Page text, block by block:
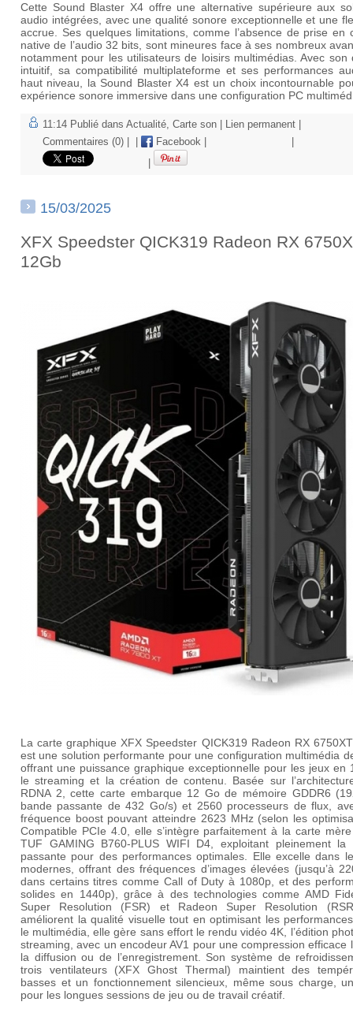
Cette Sound Blaster X4 offre une alternative supérieure aux
audio intégrées, avec une qualité sonore exceptionnelle et une
accrue. Ses quelques limitations, comme l’absence de prise en
native de l’audio 32 bits, sont mineures face à ses nombreux
notamment pour les utilisateurs de loisirs multimédias. Avec son
intuitif, sa compatibilité multiplateforme et ses performances
haut niveau, la Sound Blaster X4 est un choix incontournable
expérience sonore immersive dans une configuration PC
11:14 Publié dans Actualité, Carte son Lien permanent
Commentaires (0)
Facebook
15/03/2025
XFX Speedster QICK319 Radeon RX
12Gb
La carte graphique XFX Speedster QICK319 Radeon RX
est une solution performante pour une configuration multimédia
offrant une puissance graphique exceptionnelle pour les jeux en
le streaming et la création de contenu. Basée sur
RDNA 2, cette carte embarque 12 Go de mémoire GDDR6
bande passante de 432 Go/s) et 2560 processeurs de flux,
fréquence boost pouvant atteindre 2623 MHz (selon les
Compatible PCIe 4.0, elle s’intègre parfaitement à la carte mère
TUF GAMING B760-PLUS WIFI D4, exploitant pleinement la
passante pour des performances optimales. Elle excelle dans
modernes, offrant des fréquences d’images élevées (jusqu’à
dans certains titres comme Call of Duty à 1080p, et des
solides en 1440p), grâce à des technologies comme AMD
Super Resolution (FSR) et Radeon Super Resolution
améliorent la qualité visuelle tout en optimisant les
le multimédia, elle gère sans effort le rendu vidéo 4K, l’édition
streaming, avec un encodeur AV1 pour une compression efficace
la diffusion ou de l’enregistrement. Son système de
trois ventilateurs (XFX Ghost Thermal) maintient des
basses et un fonctionnement silencieux, même sous charge,
pour les longues sessions de jeu ou de travail créatif.